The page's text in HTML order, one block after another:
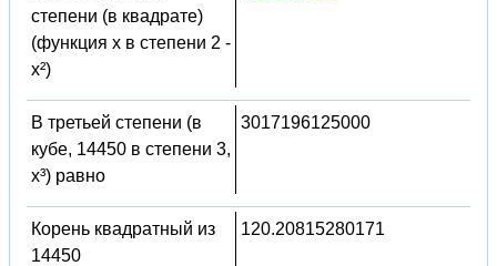
степени (в квадрате)
(функция x в степени 2 -
x²)
В третьей степени (в
кубе, 14450 в степени 3,
x³) равно
3017196125000
Корень квадратный из
14450
120.20815280171